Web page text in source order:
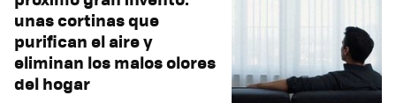
unas cortinas que
purifican el aire y
eliminan los malos olores
del hogar